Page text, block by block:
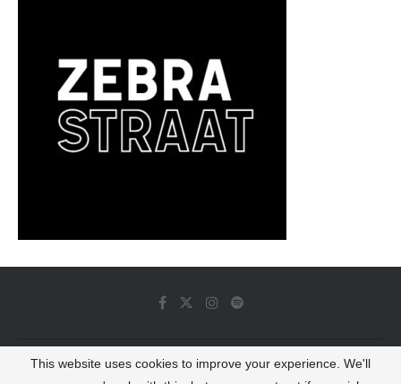
© 2022 - Luminous Dash All Rights Reserved
This website uses cookies to improve your experience. We'll